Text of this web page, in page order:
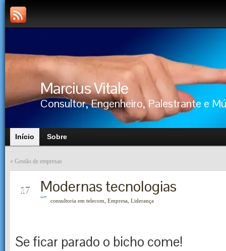
Marcius Vitale
Consultor, Engenheiro, Palestrante e
Início Sobre
« Gestão de empresas
17 Modernas tecnologias
consultoria em telecom Empresa Liderança
Se ficar parado o bicho come!